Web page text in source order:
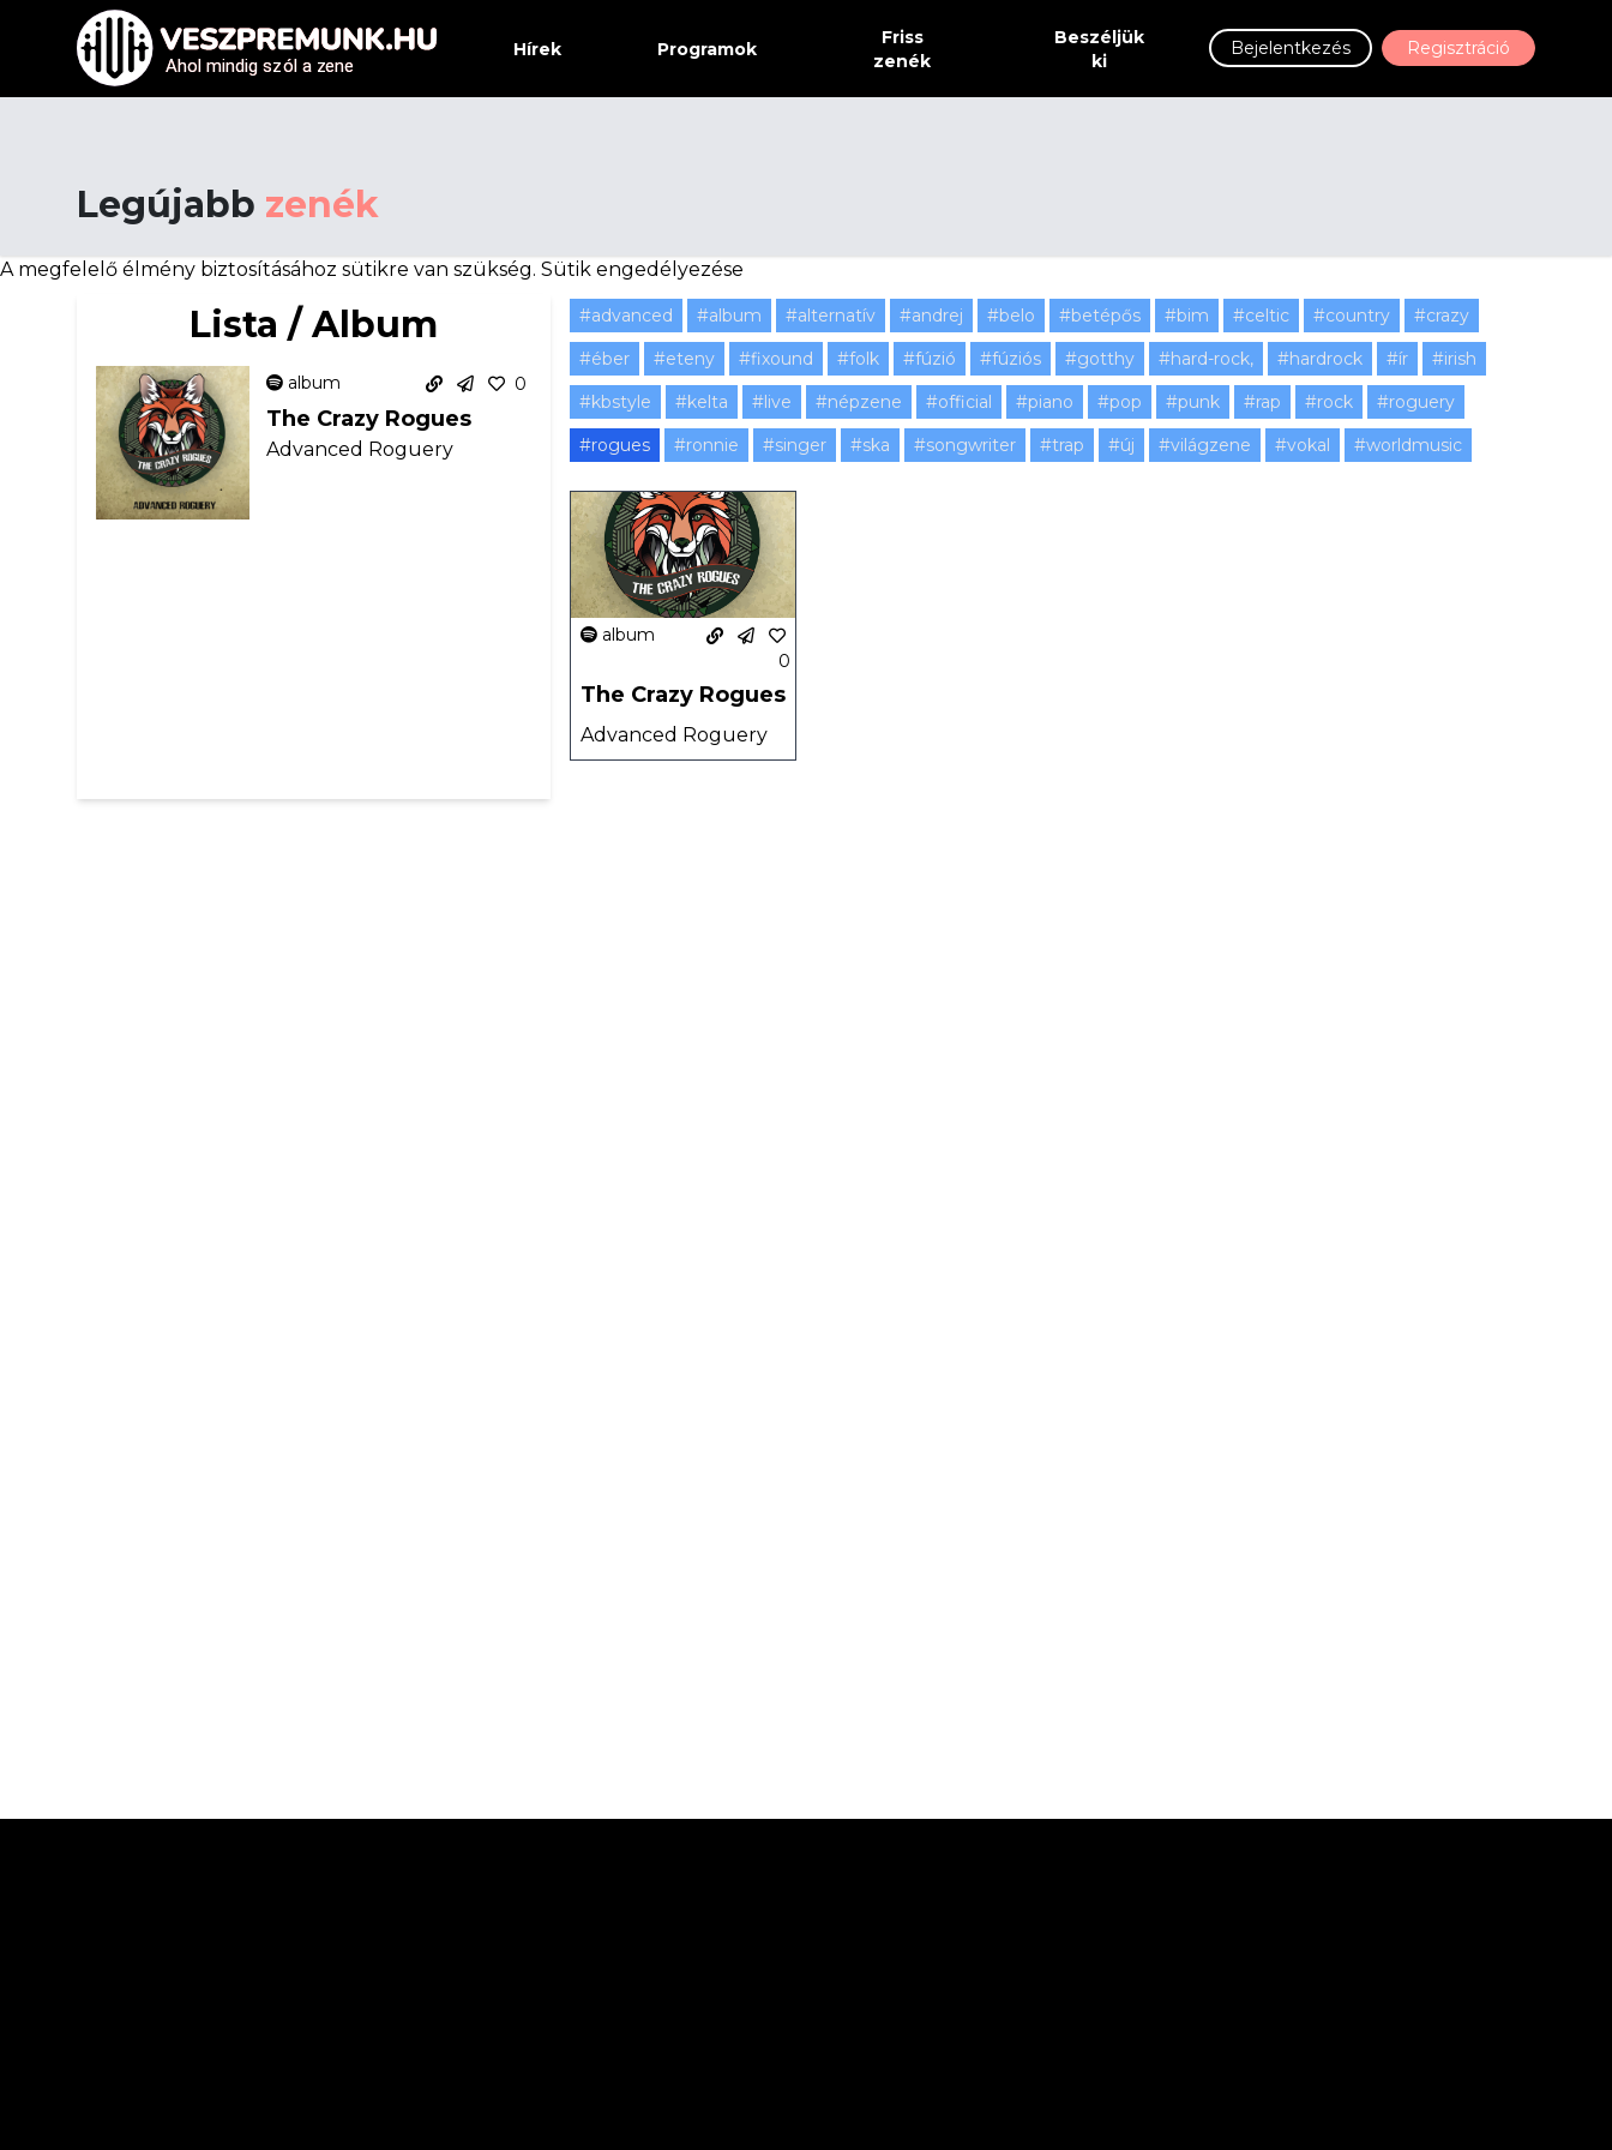
Ahol mindig szól a zene
Ahol mindig szól a zene
Hírek Programok
Friss
zenék
Beszéljük
ki
Bejelentkezés Regisztráció
Legújabb zenék
A megfelelő élmény biztosításához sütikre van szükség. Sütik engedélyezése
Lista / Album
album 0
The Crazy Rogues
Advanced Roguery
#advanced #album #alternatív #andrej #belo #betépős #bim #celtic #country
#crazy
#éber
#eteny #fixound #folk #fúzió #fúziós #gotthy #hard-rock, #hardrock #ír
#irish
#kbstyle
#kelta #live #népzene #official #piano #pop #punk #rap #rock
#roguery
#rogues
#ronnie #singer #ska #songwriter #trap #új #világzene #vokal #worldmusic
album
0
The Crazy Rogues
Advanced Roguery